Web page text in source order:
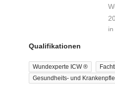
Qualifikationen
Wundexperte ICW ®
Gesundheits- und